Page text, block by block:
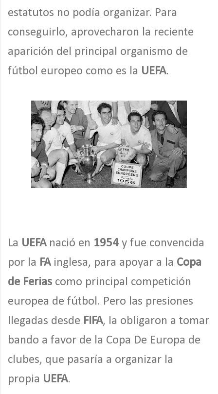
estatutos no podía organizar. Para
conseguirlo, aprovecharon la reciente
aparición del principal organismo de
fútbol europeo como es la UEFA.
La UEFA nació en 1954 y fue convencida
por la FAinglesa, para apoyar a la Copa
de Ferias como principal competición
europea de fútbol. Pero las presiones
llegadas desde FIFA, la obligaron a tomar
bando a favor de la Copa De Europa de
clubes, que pasaría a organizar la
propia UEFA.